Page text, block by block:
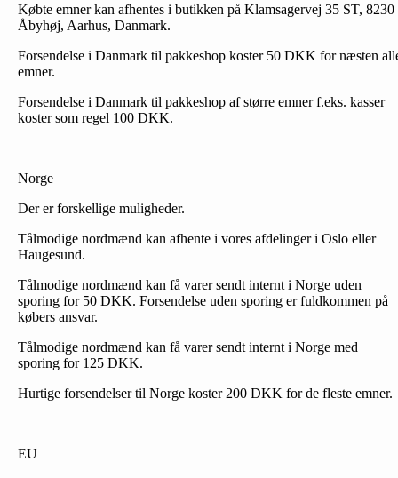
Købte emner kan afhentes i butikken på Klamsagervej 35 ST, 8230
Åbyhøj, Aarhus, Danmark.
Forsendelse i Danmark til pakkeshop koster 50 DKK for næsten
emner.
Forsendelse i Danmark til pakkeshop af større emner f.eks. kasser
koster som regel 100 DKK.
Norge
Der er forskellige muligheder.
Tålmodige nordmænd kan afhente i vores afdelinger i Oslo eller
Haugesund.
Tålmodige nordmænd kan få varer sendt internt i Norge uden
sporing for 50 DKK. Forsendelse uden sporing er fuldkommen på
købers ansvar.
Tålmodige nordmænd kan få varer sendt internt i Norge med
sporing for 125 DKK.
Hurtige forsendelser til Norge koster 200 DKK for de fleste emner.
EU